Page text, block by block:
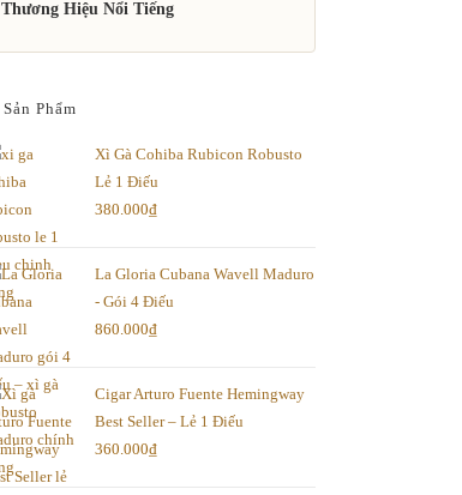
Thương Hiệu Nổi Tiếng
Sản Phẩm
Xì Gà Cohiba Rubicon Robusto
Lẻ 1 Điếu
380.000₫
La Gloria Cubana Wavell Maduro
- Gói 4 Điếu
860.000₫
Cigar Arturo Fuente Hemingway
Best Seller – Lẻ 1 Điếu
360.000₫